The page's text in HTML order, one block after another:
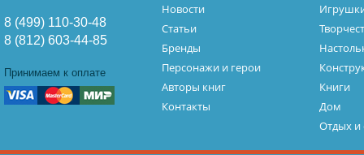
8 (499) 110-30-48
8 (812) 603-44-85
Принимаем к оплате
Новости
Статьи
Бренды
Персонажи и герои
Авторы книг
Контакты
Книги
Дом
Отдых и